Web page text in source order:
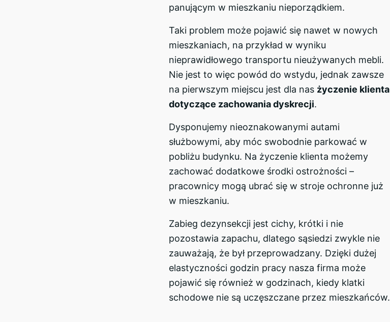
panującym w mieszkaniu nieporządkiem.
Taki problem może pojawić się nawet w nowych
mieszkaniach, na przykład w wyniku
nieprawidłowego transportu nieużywanych mebli.
Nie jest to więc powód do wstydu, jednak zawsze
na pierwszym miejscu jest dla nas życzenie klienta
dotyczące zachowania dyskrecji.
Dysponujemy nieoznakowanymi autami
służbowymi, aby móc swobodnie parkować w
pobliżu budynku. Na życzenie klienta możemy
zachować dodatkowe środki ostrożności –
pracownicy mogą ubrać się w stroje ochronne już
w mieszkaniu.
Zabieg dezynsekcji jest cichy, krótki i nie
pozostawia zapachu, dlatego sąsiedzi zwykle nie
zauważają, że był przeprowadzany. Dzięki dużej
elastyczności godzin pracy nasza firma może
pojawić się również w godzinach, kiedy klatki
schodowe nie są uczęszczane przez mieszkańców.